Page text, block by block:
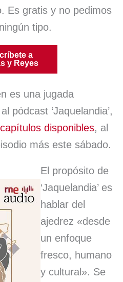
Es gratis y no pedimos
tipo.
a
y Reyes
es una jugada
pódcast ‘Jaquelandia’,
disponibles, al
más este sábado.
El propósito de
‘Jaquelandia’ es
hablar del
ajedrez «desde
un enfoque
fresco, humano
y cultural». Se